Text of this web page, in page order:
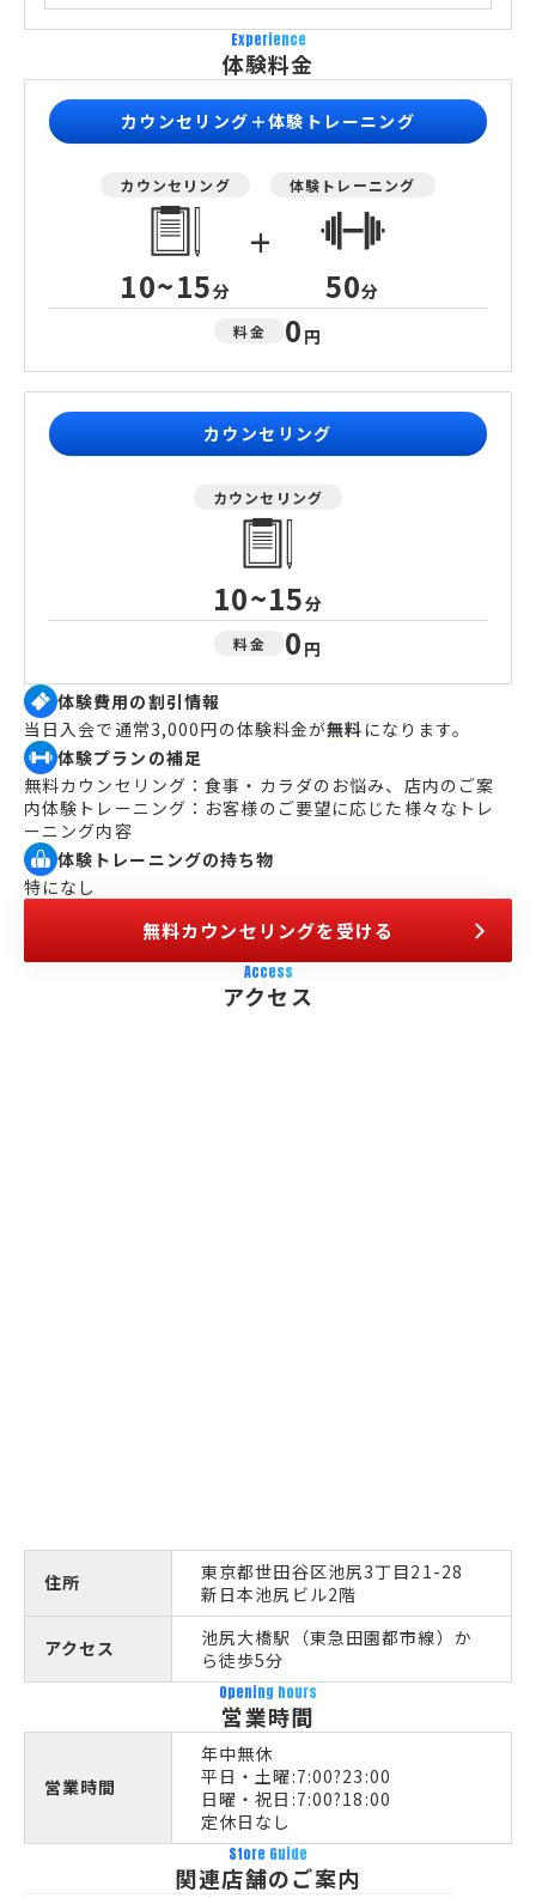
Experience
体験料金
カウンセリング＋体験トレーニング
カウンセリング
10~15分
+
体験トレーニング
50分
料金 0 円
カウンセリング
カウンセリング
10~15分
料金 0 円
体験費用の割引情報
当日入会で通常3,000円の体験料金が無料 になります。
体験プランの補足
無料カウンセリング：食事・カラダのお悩み、店内のご案
内体験トレーニング：お客様のご要望に応じた様々なトレ
ーニング内容
体験トレーニングの持ち物
特になし
無料カウンセリングを受ける
Access
アクセス
住所
東京都世田谷区池尻3丁目21-28
新日本池尻ビル2階
アクセス
池尻大橋駅（東急田園都市線）か
ら徒歩5分
Opening hours
営業時間
営業時間
年中無休
平日・土曜:7:00?23:00
日曜・祝日:7:00?18:00
定休日なし
Store Guide
関連店舗のご案内